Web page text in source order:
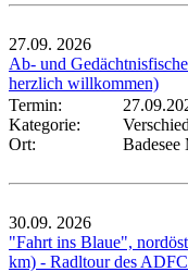
27.09. 2026
Ab- und
herzlich willkommen)
Termin:
Kategorie:
Ort:
Badesee
30.09. 2026
"Fahrt ins Blaue",
km) - Radltour des